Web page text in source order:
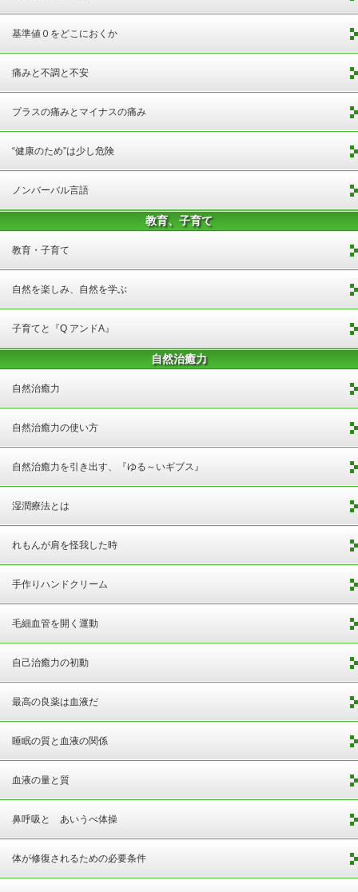
基準値０をどこにおくか
痛みと不調と不安
プラスの痛みとマイナスの痛み
“健康のため”は少し危険
ノンバーバル言語
教育、子育て
教育・子育て
自然を楽しみ、自然を学ぶ
子育てと『Q アンドA』
自然治癒力
自然治癒力
自然治癒力の使い方
自然治癒力を引き出す、『ゆる～いギブス』
湿潤療法とは
れもんが肩を怪我した時
手作りハンドクリーム
毛細血管を開く運動
自己治癒力の初動
最高の良薬は血液だ
睡眠の質と血液の関係
血液の量と質
鼻呼吸と あいうべ体操
体が修復されるための必要条件